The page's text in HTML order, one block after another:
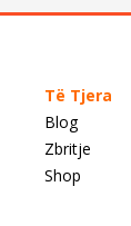
Të Tjera
Blog
Zbritje
Shop